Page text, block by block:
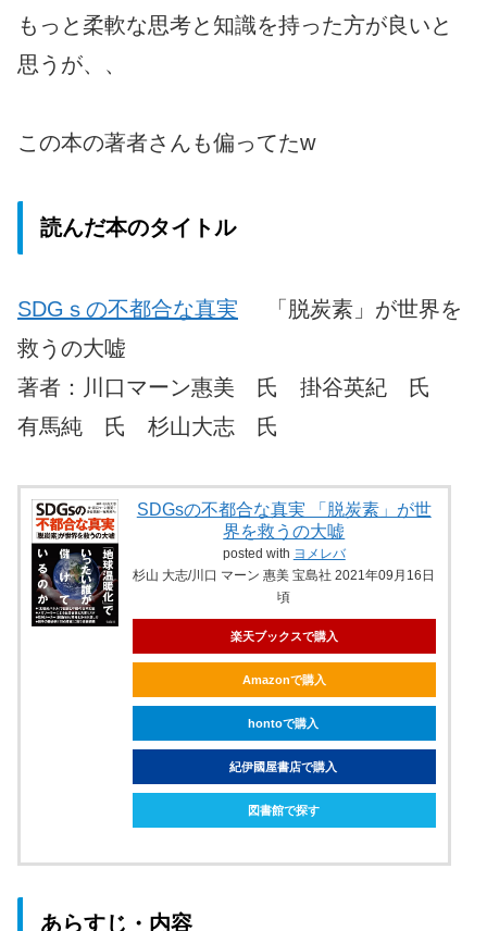
もっと柔軟な思考と知識を持った方が良いと
思うが、、
この本の著者さんも偏ってたw
読んだ本のタイトル
SDGｓの不都合な真実 「脱炭素」が世界を
救うの大嘘
著者：川口マーン惠美 氏 掛谷英紀 氏
有馬純 氏 杉山大志 氏
SDGsの不都合な真実 「脱炭素」が世
界を救うの大嘘
posted with ヨメレバ
杉山 大志/川口 マーン 惠美 宝島社 2021年09月16日
頃
楽天ブックスで購入
Amazonで購入
hontoで購入
紀伊國屋書店で購入
図書館で探す
あらすじ・内容